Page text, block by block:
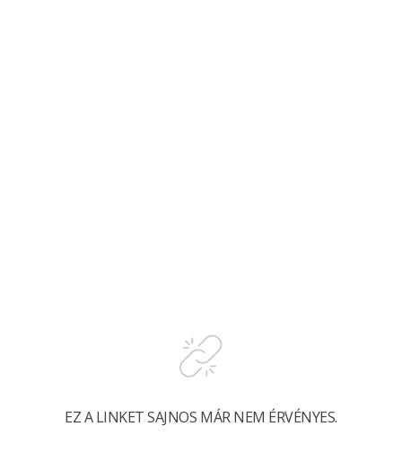
EZ A LINKET SAJNOS MÁR NEM ÉRVÉNYES.